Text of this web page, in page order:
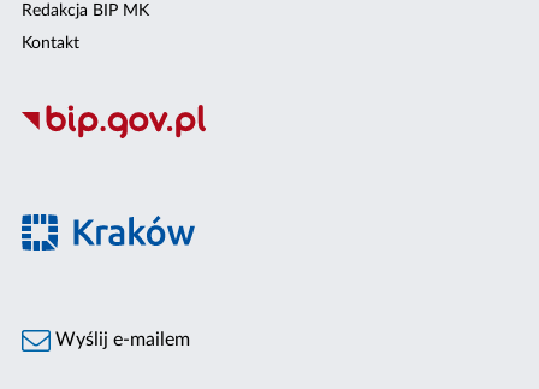
Redakcja BIP MK
Kontakt
Wyślij e-mailem